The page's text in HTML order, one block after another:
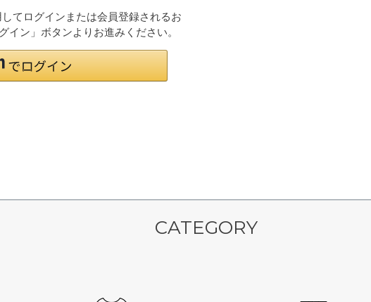
てログインまたは会員登録されるお
イン」ボタンよりお進みください。
CATEGORY